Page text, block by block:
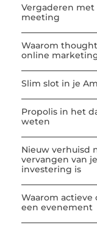
Vergaderen met
meeting
Waarom
online
Slim slot in je
Propolis in het
weten
Nieuw verhuisd
vervangen van
investering is
Waarom
een evenement